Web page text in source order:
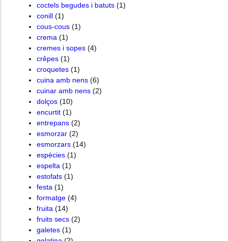
coctels begudes i batuts (1)
conill (1)
cous-cous (1)
crema (1)
cremes i sopes (4)
crêpes (1)
croquetes (1)
cuina amb nens (6)
cuinar amb nens (2)
dolços (10)
encurtit (1)
entrepans (2)
esmorzar (2)
esmorzars (14)
espècies (1)
espelta (1)
estofats (1)
festa (1)
formatge (4)
fruita (14)
fruits secs (2)
galetes (1)